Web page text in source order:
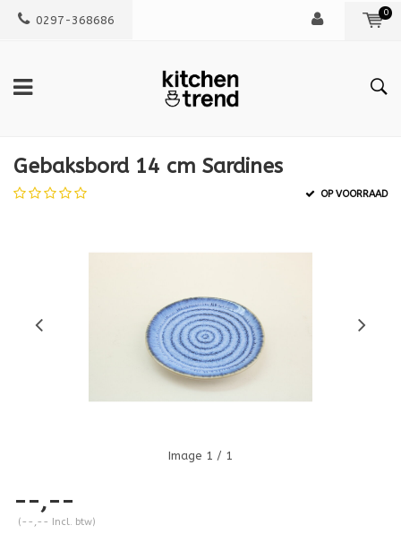
0297-368686
0
Gebaksbord 14 cm Sardines
OP VOORRAAD
Image 1 / 1
--,--
(--,-- Incl. btw)